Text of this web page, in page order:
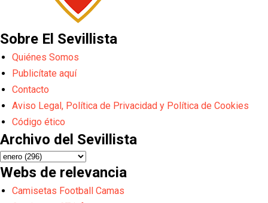
Sobre El Sevillista
Quiénes Somos
Publicítate aquí
Contacto
Aviso Legal, Política de Privacidad y Política de Cookies
Código ético
Archivo del Sevillista
Webs de relevancia
Camisetas Football Camas